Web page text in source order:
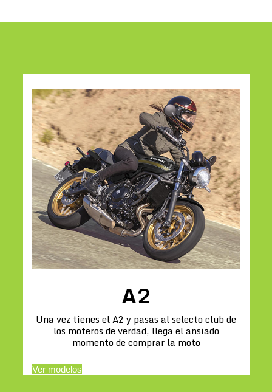
A2
Una vez tienes el A2 y pasas al selecto club de
los moteros de verdad, llega el ansiado
momento de comprar la moto
Ver modelos